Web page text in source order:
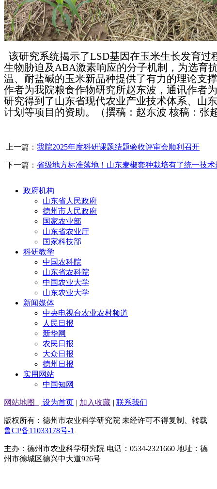
该研究系统揭示了LSD基因在玉米生长发育过
生物胁迫及ABA激素响应的分子机制，为选育
温、耐盐碱的玉米新品种提供了有力的理论支
作者为我院粮食作物研究所赵东波，通讯作者
研究得到了山东省现代农业产业技术体系、山
计划等项目的资助。
（撰稿：赵东波 核稿：张
上一篇： 我院2025年度科研课题结题验收评审会顺利召开
下一篇： 省级地方标准落地！山东麦椒套种栽培有了统一技术
政府机构
山东省人民政府
德州市人民政府
国家农业部
山东省农业厅
国家科技部
科研教学
中国农科院
山东省农科院
中国农业大学
山东农业大学
新闻媒体
中央电视台农业农村频道
人民日报
新华网
农民日报
大众日报
德州日报
实用网站
中国知网
网站地图 | 设为首页 | 加入收藏 | 联系我们
版权所有：德州市农业科学研究院 未经许可不得复制、转载
鲁CP备11033178号-1
主办：德州市农业科学研究院 电话：0534-2321660 地址：德
州市德城区德兴中大道926号